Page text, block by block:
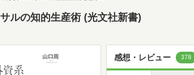
ルの知的生産術 (光文社新書)
感想・レビュー 378